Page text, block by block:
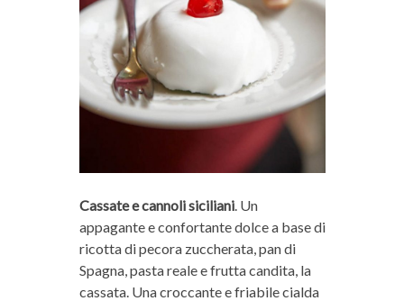
Cassate e cannoli siciliani. Un
appagante e confortante dolce a base di
ricotta di pecora zuccherata, pan di
Spagna, pasta reale e frutta candita, la
cassata. Una croccante e friabile cialda